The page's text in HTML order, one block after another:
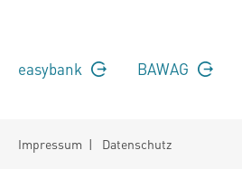
easybank BAWAG
Impressum | Datenschutz